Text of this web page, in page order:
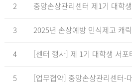
2
3
4
5